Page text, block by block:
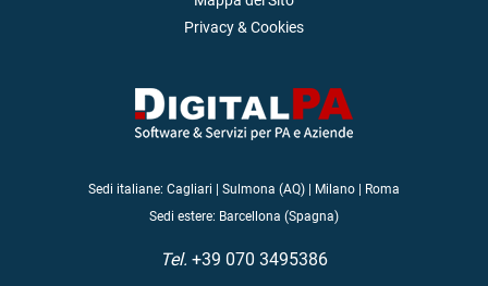
Privacy & Cookies
Sedi italiane: Cagliari | Sulmona (AQ) | Milano | Roma
Sedi estere: Barcellona (Spagna)
Tel. +39 070 3495386